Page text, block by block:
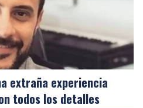
extraña experiencia
todos los detalles